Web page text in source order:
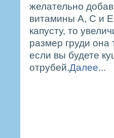
желательно
витамины А, С и
капусту, то
размер груди она
если вы будете
отрубей.Далее...